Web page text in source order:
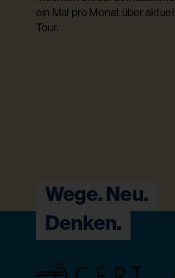
ein Mal pro Monat über
Tour.
Wege. Neu.
Denken.